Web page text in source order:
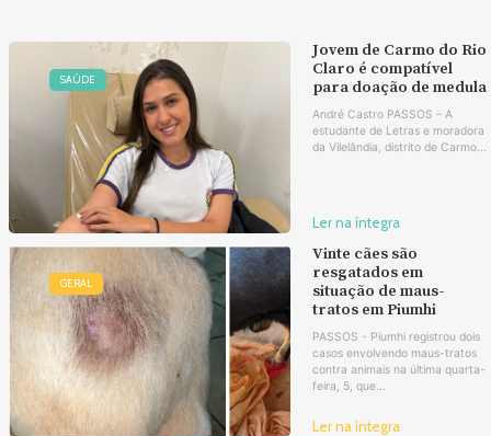
SAÚDE
Jovem de Carmo do Rio
Claro é compatível
para doação de medula
André Castro PASSOS – A
estudante de Letras e moradora
da Vilelândia, distrito de Carmo...
Ler na íntegra
GERAL
Vinte cães são
resgatados em
situação de maus-
tratos em Piumhi
PASSOS - Piumhi registrou dois
casos envolvendo maus-tratos
contra animais na última quarta-
feira, 5, que...
Ler na íntegra